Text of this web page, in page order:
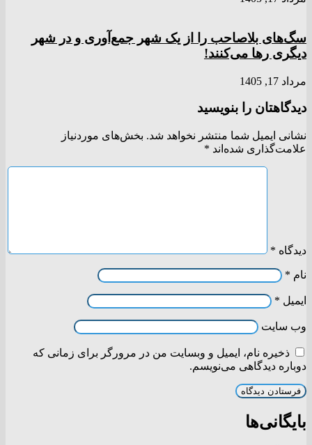
سگ‌های بلاصاحب را از یک شهر جمع‌آوری و در شهر
دیگری رها می‌کنند!
مرداد 17, 1405
دیدگاهتان را بنویسید
نشانی ایمیل شما منتشر نخواهد شد. بخش‌های موردنیاز
علامت‌گذاری شده‌اند *
دیدگاه *
نام *
ایمیل *
وب‌ سایت
ذخیره نام، ایمیل و وبسایت من در مرورگر برای زمانی که
دوباره دیدگاهی می‌نویسم.
بایگانی‌ها